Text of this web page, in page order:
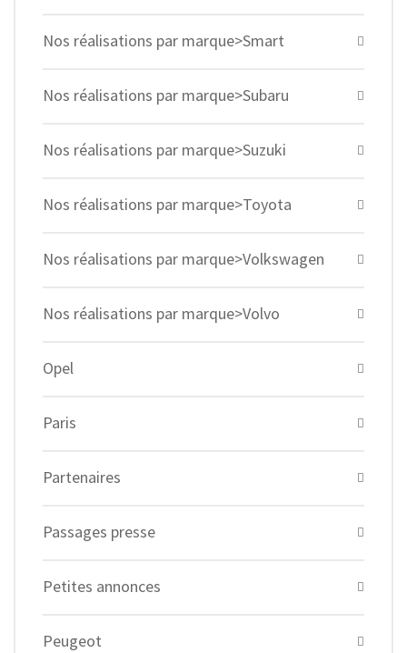
Nos réalisations par marque>Smart
Nos réalisations par marque>Subaru
Nos réalisations par marque>Suzuki
Nos réalisations par marque>Toyota
Nos réalisations par marque>Volkswagen
Nos réalisations par marque>Volvo
Opel
Paris
Partenaires
Passages presse
Petites annonces
Peugeot